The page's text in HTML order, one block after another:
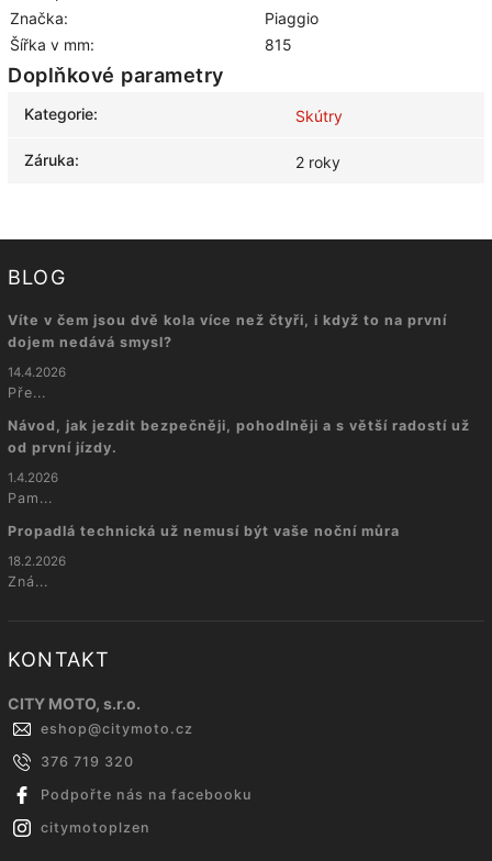
Značka:
Piaggio
Šířka v mm:
815
Doplňkové parametry
Kategorie: Skútry
Záruka: 2 roky
BLOG
Víte v čem jsou dvě kola více než čtyři, i když to na první
dojem nedává smysl?
14.4.2026
Pře...
Návod, jak jezdit bezpečněji, pohodlněji a s větší radostí už
od první jízdy.
1.4.2026
Pam...
Propadlá technická už nemusí být vaše noční můra
18.2.2026
Zná...
KONTAKT
CITY MOTO, s.r.o.
eshop@citymoto.cz
376 719 320
Podpořte nás na facebooku
citymotoplzen